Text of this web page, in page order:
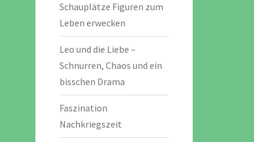
Schauplätze Figuren zum
Leben erwecken
Leo und die Liebe –
Schnurren, Chaos und ein
bisschen Drama
Faszination
Nachkriegszeit